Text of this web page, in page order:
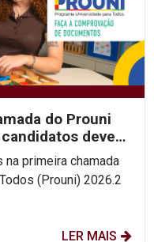
do Prouni
devem
primeira chamada
(Prouni) 2026.2
LER MAIS